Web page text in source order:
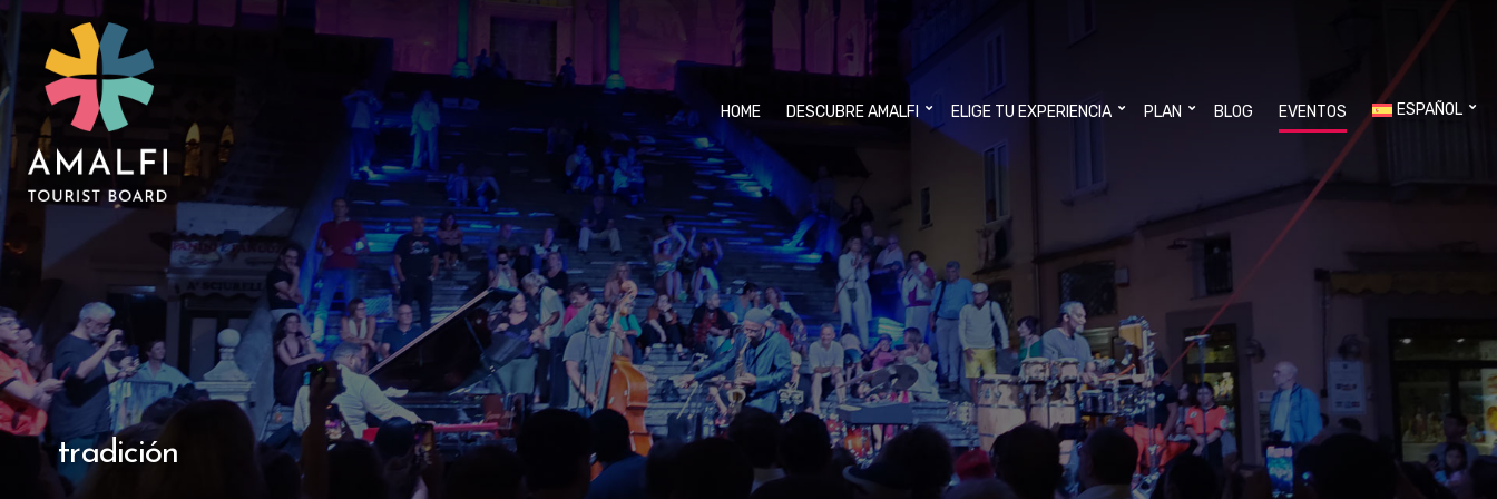
HOME DESCUBRE AMALFI ELIGE TU EXPERIENCIA PLAN BLOG EVENTOS ESPAÑOL
tradición